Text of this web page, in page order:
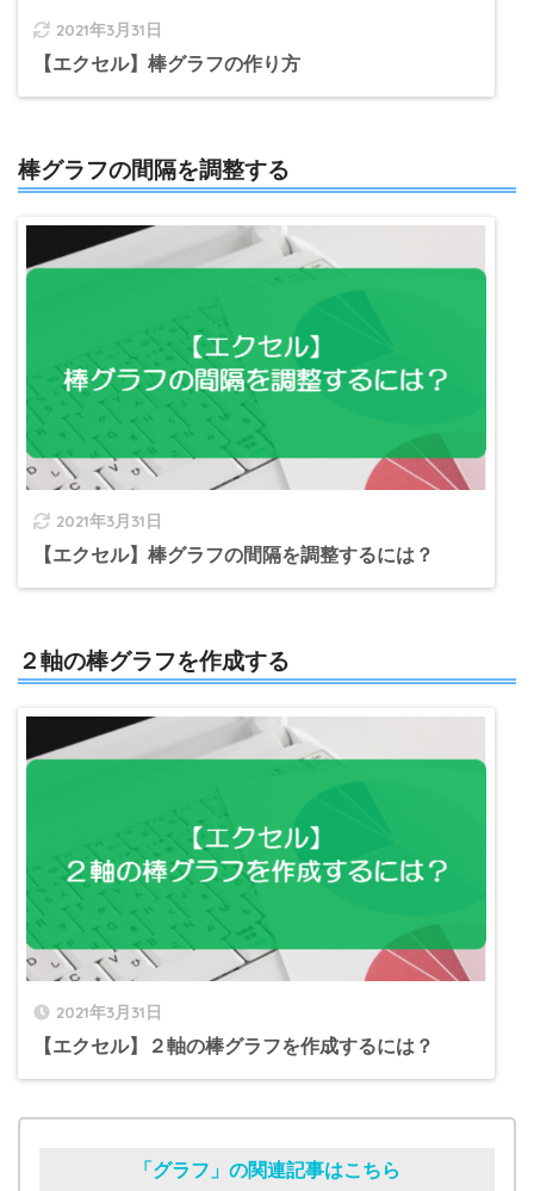
2021年3月31日
【エクセル】棒グラフの作り方
棒グラフの間隔を調整する
2021年3月31日
【エクセル】棒グラフの間隔を調整するには？
２軸の棒グラフを作成する
2021年3月31日
【エクセル】２軸の棒グラフを作成するには？
「グラフ」の関連記事はこちら